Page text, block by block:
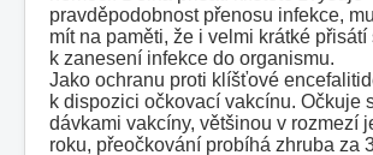
pravděpodobnost přenosu infekce,
mít na paměti, že i velmi krátké přisátí
k zanesení infekce do organismu.
Jako ochranu proti klíšťové
k dispozici očkovací vakcínu. Očkuje
dávkami vakcíny, většinou v rozmezí
roku, přeočkování probíhá zhruba za